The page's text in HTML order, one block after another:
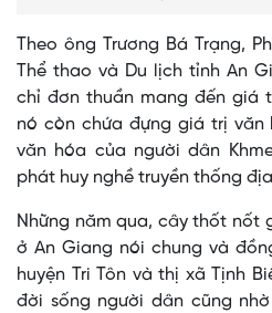
Theo ông Trương Bá Trạng,
Thể thao và Du lịch tỉnh An
chỉ đơn thuần mang đến giá
nó còn chứa đựng giá trị
văn hóa của người dân
phát huy nghề truyền thống
Những năm qua, cây thốt nốt
ở An Giang nói chung và
huyện Tri Tôn và thị xã Tịnh
đời sống người dân cũng